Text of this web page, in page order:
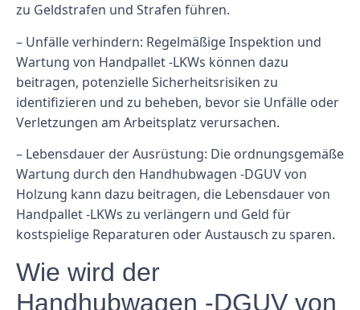
zu Geldstrafen und Strafen führen.
– Unfälle verhindern: Regelmäßige Inspektion und
Wartung von Handpallet -LKWs können dazu
beitragen, potenzielle Sicherheitsrisiken zu
identifizieren und zu beheben, bevor sie Unfälle oder
Verletzungen am Arbeitsplatz verursachen.
– Lebensdauer der Ausrüstung: Die ordnungsgemäße
Wartung durch den Handhubwagen -DGUV von
Holzung kann dazu beitragen, die Lebensdauer von
Handpallet -LKWs zu verlängern und Geld für
kostspielige Reparaturen oder Austausch zu sparen.
Wie wird der
Handhubwagen -DGUV von